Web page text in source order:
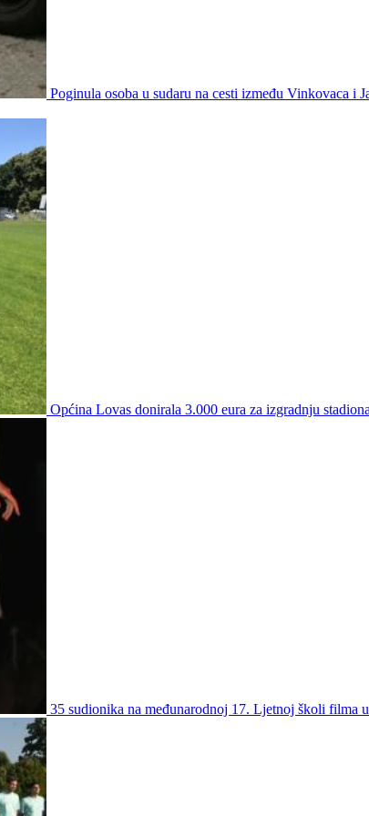
Poginula osoba u sudaru na cesti između Vinkovaca i
Općina Lovas donirala 3.000 eura za izgradnju
35 sudionika na međunarodnoj 17. Ljetnoj školi filma